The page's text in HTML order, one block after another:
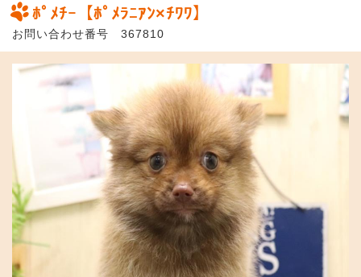
ﾎﾟﾒﾁｰ【ﾎﾟﾒﾗﾆｱﾝ×ﾁﾜﾜ】
お問い合わせ番号 367810